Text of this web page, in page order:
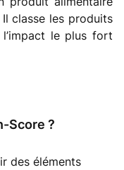
classe les produits
le plus fort
Score ?
des éléments